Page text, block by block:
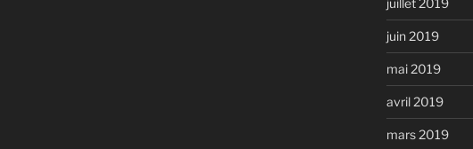
juillet 2019
juin 2019
mai 2019
avril 2019
mars 2019